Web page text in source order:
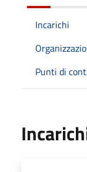
Incarichi
Punti di